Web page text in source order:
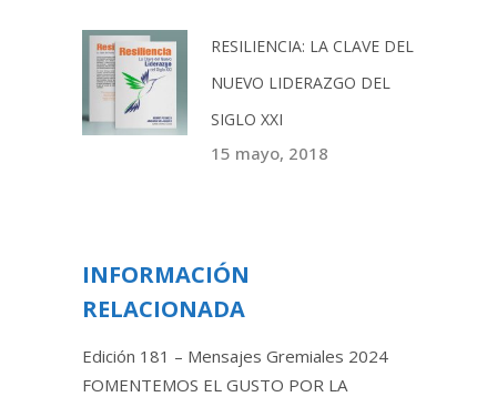
RESILIENCIA: LA CLAVE DEL
NUEVO LIDERAZGO DEL
SIGLO XXI
15 mayo, 2018
INFORMACIÓN
RELACIONADA
Edición 181 – Mensajes Gremiales 2024
FOMENTEMOS EL GUSTO POR LA